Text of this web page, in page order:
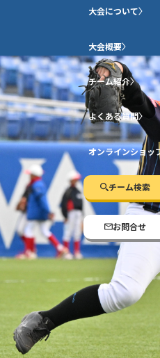
大会について
大会概要
チーム紹介
よくある質問
オンラインショッ
チーム検索
お問合せ